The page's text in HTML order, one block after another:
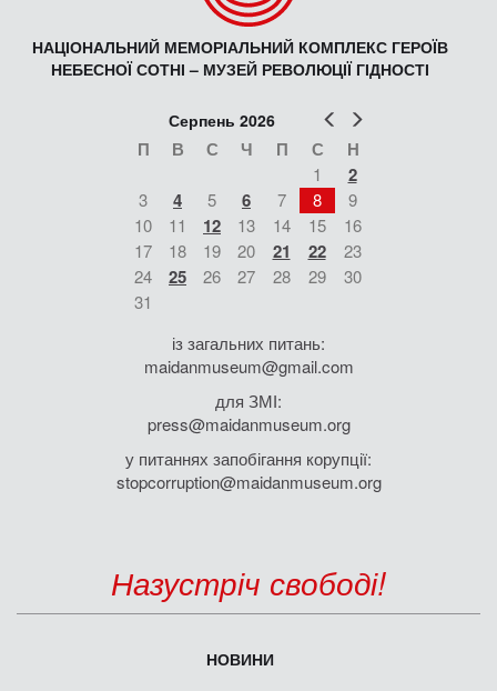
НАЦІОНАЛЬНИЙ МЕМОРІАЛЬНИЙ КОМПЛЕКС ГЕРОЇВ
НЕБЕСНОЇ СОТНІ – МУЗЕЙ РЕВОЛЮЦІЇ ГІДНОСТІ
Попер
Серпень 2026
П В С Ч П С Н
1 2
3 4 5 6 7 8
9
10
11 12 13 14 15
16
17
18 19 20 21 22
23
24
25 26 27 28 29
30
31
із загальних питань:
maidanmuseum@gmail.com
для ЗМІ:
press@maidanmuseum.org
у питаннях запобігання корупції:
stopcorruption@maidanmuseum.org
Назустріч свободі!
НОВИНИ